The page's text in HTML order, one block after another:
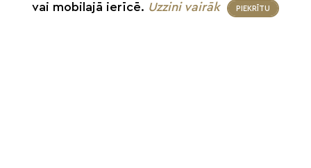
vai mobilajā ierīcē. Uzzini vairāk PIEKRĪTU